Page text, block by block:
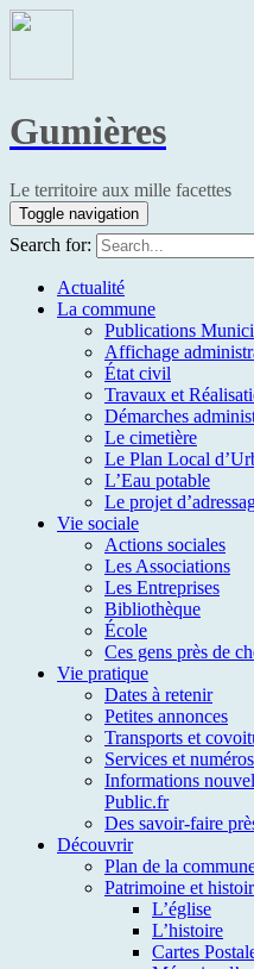
Gumières
Le territoire aux mille facettes
Toggle navigation
Search for:
Actualité
La commune
Publications
Affichage
État civil
Travaux et
Démarches
Le cimetière
Le Plan Local
L’Eau potable
Le projet
Vie sociale
Actions sociales
Les Associations
Les Entreprises
Bibliothèque
École
Ces gens près de
Vie pratique
Dates à retenir
Petites annonces
Transports et
Services et
Informations
Public.fr
Des savoir-faire
Découvrir
Plan de la
Patrimoine et
L’église
L’histoire
Cartes